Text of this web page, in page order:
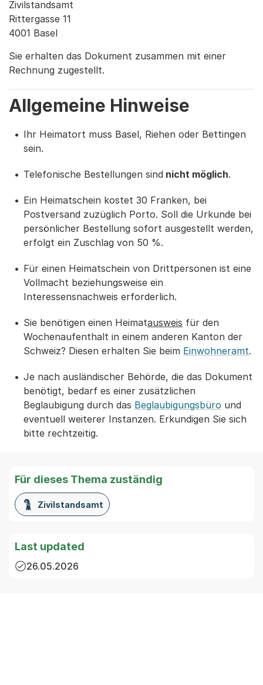
Zivilstandsamt
Rittergasse 11
4001 Basel
Sie erhalten das Dokument zusammen mit einer
Rechnung zugestellt.
Allgemeine Hinweise
Ihr Heimatort muss Basel, Riehen oder Bettingen
sein.
Telefonische Bestellungen sind nicht möglich.
Ein Heimatschein kostet 30 Franken, bei
Postversand zuzüglich Porto. Soll die Urkunde bei
persönlicher Bestellung sofort ausgestellt werden,
erfolgt ein Zuschlag von 50 %.
Für einen Heimatschein von Drittpersonen ist eine
Vollmacht beziehungsweise ein
Interessensnachweis erforderlich.
Sie benötigen einen Heimatausweis für den
Wochenaufenthalt in einem anderen Kanton der
Schweiz? Diesen erhalten Sie beim Einwohneramt.
Je nach ausländischer Behörde, die das Dokument
benötigt, bedarf es einer zusätzlichen
Beglaubigung durch das Beglaubigungsbüro und
eventuell weiterer Instanzen. Erkundigen Sie sich
bitte rechtzeitig.
Für dieses Thema zuständig
Zivilstandsamt
Last updated
26.05.2026